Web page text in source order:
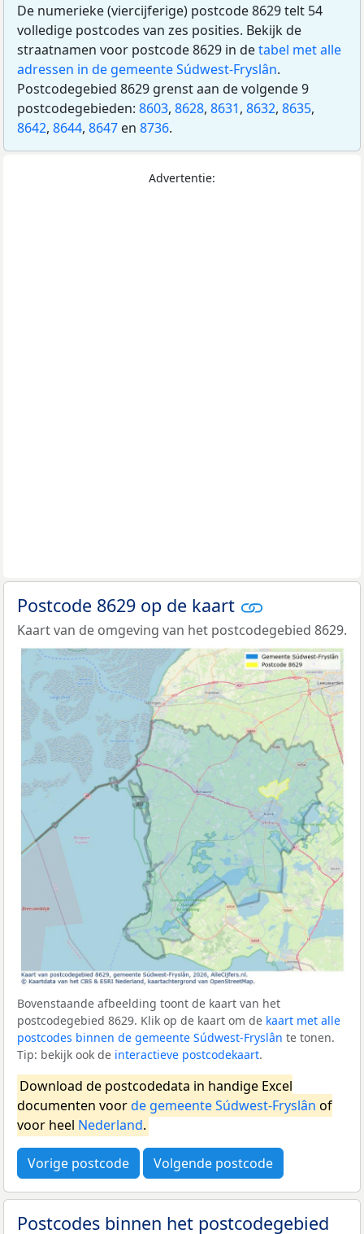
De numerieke (viercijferige) postcode 8629 telt 54
volledige postcodes van zes posities. Bekijk de
straatnamen voor postcode 8629 in detabel met alle
adressen in de gemeente Súdwest-Fryslân.
Postcodegebied 8629 grenst aan de volgende 9
postcodegebieden: 8603, 8628, 8631, 8632, 8635,
8642, 8644, 8647 en 8736.
Advertentie:
Postcode 8629 op de kaart
Kaart van de omgeving van het postcodegebied 8629.
Bovenstaande afbeelding toont de kaart van het
postcodegebied 8629. Klik op de kaart om de kaart met alle
postcodes binnen de gemeente Súdwest-Fryslân te tonen.
Tip: bekijk ook de interactieve postcodekaart.
Download de postcodedata in handige Excel
documenten voorde gemeente Súdwest-Fryslân of
voor heel Nederland.
Vorige postcode Volgende postcode
Postcodes binnen het postcodegebied